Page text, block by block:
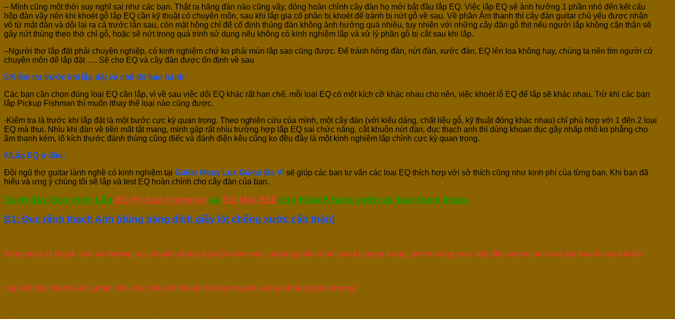
– Mình cũng một thời suy nghĩ sai như các bạn. Thật ra hãng đàn nào cũng vậy, đóng hoàn chỉnh cây đàn họ mới bắt đầu lắp EQ. Việc lắp EQ sẽ ảnh hưởng 1 phần nhỏ đến kết cấu
hộp đàn vậy nên khi khoét gỗ lắp EQ cần kỹ thuật có chuyên môn, sau khi lắp gia cố phần bị khoét để tránh bị nứt gỗ về sau. Về phần Âm thanh thì cây đàn guitar chủ yếu được nhận
vô từ mặt đàn và dội lại ra cả trước lẫn sau, còn mặt hông chỉ để cố định thùng đàn không ảnh hưởng quá nhiều, tuy nhiên với những cây đàn gỗ thịt nếu người lắp không cận thận sẽ
gây nứt thùng theo thớ chỉ gỗ, hoặc sẽ nứt trong quá trình sử dụng nếu không có kinh nghiệm lắp và xử lý phần gỗ bị cắt sau khi lắp.
–Người thợ lắp đặt phải chuyên nghiệp, có kinh nghiệm chứ ko phải mún lắp sao cũng được. Để tránh hỏng đàn, nứt đàn, xước đàn, EQ lên loa không hay, chúng ta nên tìm người có
chuyên môn để lắp đặt …. Sẽ cho EQ và cây đàn được ổn định về sau
5/Kiểm tra trước khi lắp đặt và chế độ bảo hành:
Các bạn cần chọn đúng loại EQ cần lắp, vì về sau việc dổi EQ khác rất hạn chế, mỗi loại EQ có một kích cỡ khác nhau cho nên, việc khoét lỗ EQ để lắp sẽ khác nhau, Trừ khi các bạn
lắp Pickup Fishman thì muốn lthay thế loại nào cũng được.
-Kiểm tra là trước khi lắp đặt là một bước cực kỳ quan trọng. Theo nghiên cứu của mình, một cây đàn (với kiểu dáng, chất liệu gỗ, kỹ thuật đóng khác nhau) chỉ phù hợp với 1 đến 2 loại
EQ mà thui. Nhìu khi đàn về tiền mất tật mang, mình gặp rất nhìu trường hợp lắp EQ sai chức năng, cắt khuôn nứt đàn, đục thạch anh thì dùng khoan đục gây nhấp nhô ko phẳng cho
âm thanh kém, lố kích thước đánh thùng cũng điếc và đánh điện kêu cũng ko đều đây là một kinh nghiệm lắp chỉnh cực kỳ quan trọng.
6/Lắp EQ ở đâu:
Đội ngũ thợ guitar lành nghề có kinh nghiệm tại Guitar Many Lux Guitar Ba Vì sẽ giúp các bạn tư vấn các loại EQ thích hợp với sở thích cũng như kinh phí của từng bạn. Khi bạn đã
hiểu và ưng ý chúng tôi sẽ lắp và test EQ hoàn chỉnh cho cây đàn của bạn.
Dưới đây Quy trình Lắp EQ Pickup Fishman và EQ Met B12 cho Khách hàng mời các bạn tham khảo:
B1: Đục rãnh thạch Anh (dùng băng dính giấy lót chống xước cẩn thận)
Dùng máy rà thạch anh và đường ray chuyên dụng đạt độ chính xác, phảng phần rãnh cực kỳ quan trọng, ảnh hưởng trực tiếp đến action phím và âm thanh sau khi lắp
Lắp đặt dây thạch anh, phần chịu trực tiếp âm thanh từ dây truyền xuống thùng (quan trọng)